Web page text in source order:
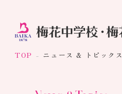
TOP ニュース & トピックス